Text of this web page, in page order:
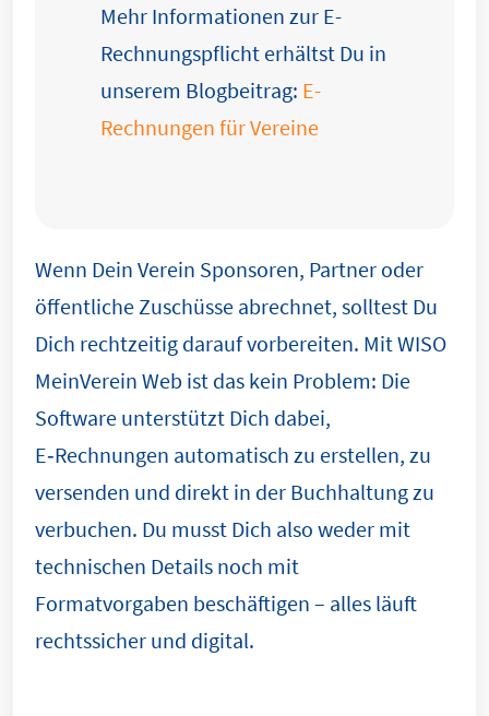
Mehr Informationen zur E-
Rechnungspflicht erhältst Du in
unserem Blogbeitrag: E-
Rechnungen für Vereine
Wenn Dein Verein Sponsoren, Partner oder
öffentliche Zuschüsse abrechnet, solltest Du
Dich rechtzeitig darauf vorbereiten. Mit WISO
MeinVerein Web ist das kein Problem: Die
Software unterstützt Dich dabei,
E‑Rechnungen automatisch zu erstellen, zu
versenden und direkt in der Buchhaltung zu
verbuchen. Du musst Dich also weder mit
technischen Details noch mit
Formatvorgaben beschäftigen – alles läuft
rechtssicher und digital.